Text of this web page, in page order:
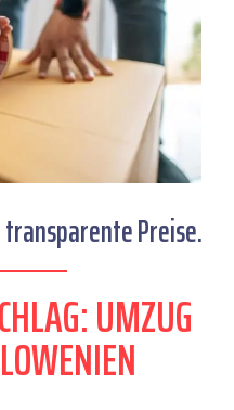
Preise.
UMZUG